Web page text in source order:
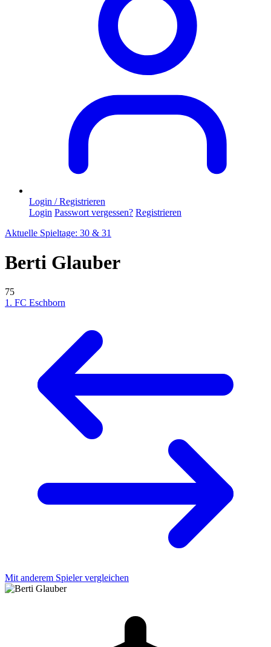
Login / Registrieren
Login Passwort vergessen? Registrieren
Aktuelle Spieltage: 30 & 31
Berti Glauber
75
1. FC Eschborn
Mit anderem Spieler vergleichen